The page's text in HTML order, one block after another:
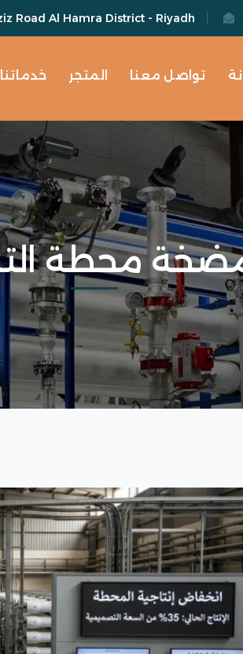
Road Al Hamra District - Riyadh
خدماتنا المتجر تواصل معنا
محطة